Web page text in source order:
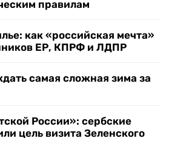
правилам
как «российская мечта»
ЕР, КПРФ и ЛДПР
самая сложная зима за
России»: сербские
цель визита Зеленского